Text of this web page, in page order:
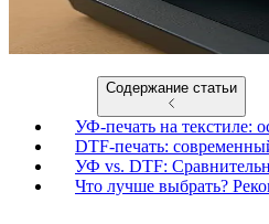
Содержание статьи
УФ-печать на текстиле:
DTF-печать:
УФ vs. DTF:
Что лучше выбрать?